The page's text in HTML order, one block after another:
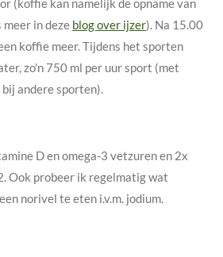
(koffie kan namelijk de opname van
in deze blog over ijzer). Na 15.00
koffie meer. Tijdens het sporten
zo'n 750 ml per uur sport (met
andere sporten).
D en omega-3 vetzuren en 2x
Ook probeer ik regelmatig wat
norivel te eten i.v.m. jodium.